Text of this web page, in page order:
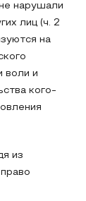
нарушали
лиц (ч. 2
на
воли и
кого-
из